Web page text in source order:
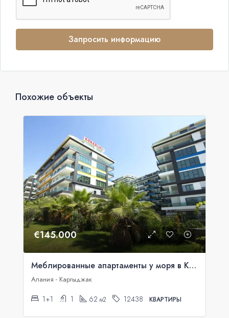
Запросить информацию
Похожие объекты
€145.000
Меблированные апартаменты у моря в Konak Seaside Resort
Алания - Каргыджак
1+1 1 62 м2 12438 КВАРТИРЫ